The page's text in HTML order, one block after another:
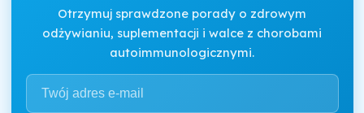
Otrzymuj sprawdzone porady o zdrowym
odżywianiu, suplementacji i walce z chorobami
autoimmunologicznymi.